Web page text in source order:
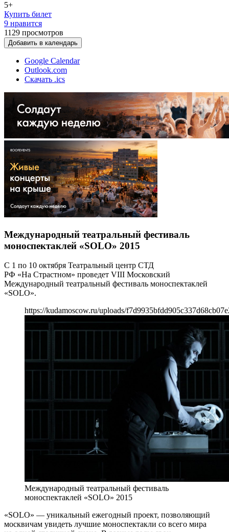
5+
Купить билет
9 нравится
1129 просмотров
Добавить в календарь
Google Calendar
Outlook.com
Скачать .ics
Международный театральный фестиваль
моноспектаклей «SOLO» 2015
С 1 по 10 октября Театральный центр СТД
РФ «На Страстном» проведет VIII Московский
Международный театральный фестиваль моноспектаклей
«SOLO».
https://kudamoscow.ru/uploads/
Международный театральный фестиваль
моноспектаклей «SOLO» 2015
«SOLO» — уникальный ежегодный проект, позволяющий
москвичам увидеть лучшие моноспектакли со всего мира